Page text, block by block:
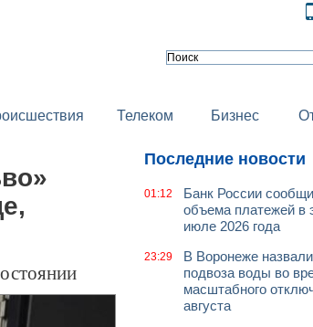
Телеком Бизнес
Последние новости
01:12
Банк России
объема платежей в
июле 2026 года
23:29
В Воронеже
подвоза воды во
масштабного
августа